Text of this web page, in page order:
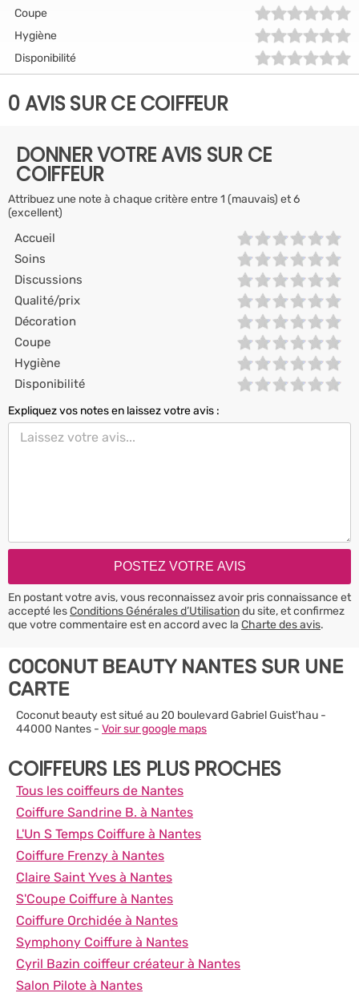
Coupe
Hygiène
Disponibilité
0 AVIS SUR CE COIFFEUR
DONNER VOTRE AVIS SUR CE
COIFFEUR
Attribuez une note à chaque critère entre 1 (mauvais) et 6
(excellent)
Accueil
Soins
Discussions
Qualité/prix
Décoration
Coupe
Hygiène
Disponibilité
Expliquez vos notes en laissez votre avis :
En postant votre avis, vous reconnaissez avoir pris connaissance et
accepté lesConditions Générales d’Utilisationdu site, et confirmez
que votre commentaire est en accord avec la Charte des avis.
COCONUT BEAUTY NANTES SUR UNE
CARTE
Coconut beauty est situé au 20 boulevard Gabriel Guist'hau -
44000 Nantes - Voir sur google maps
COIFFEURS LES PLUS PROCHES
Tous les coiffeurs de Nantes
Coiffure Sandrine B. à Nantes
L'Un S Temps Coiffure à Nantes
Coiffure Frenzy à Nantes
Claire Saint Yves à Nantes
S'Coupe Coiffure à Nantes
Coiffure Orchidée à Nantes
Symphony Coiffure à Nantes
Cyril Bazin coiffeur créateur à Nantes
Salon Pilote à Nantes